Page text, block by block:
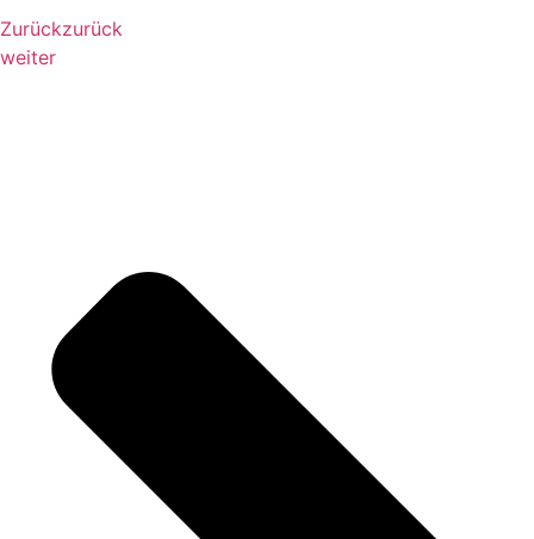
Zurückzurück
weiter